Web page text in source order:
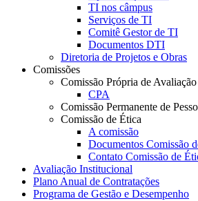
TI nos câmpus
Serviços de TI
Comitê Gestor de TI
Documentos DTI
Diretoria de Projetos e Obras
Comissões
Comissão Própria de Avaliação
CPA
Comissão Permanente de
Comissão de Ética
A comissão
Documentos Comissão
Contato Comissão de
Avaliação Institucional
Plano Anual de Contratações
Programa de Gestão e Desempenho